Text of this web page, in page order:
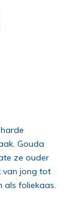
Gouda
ze ouder
van jong tot
als foliekaas.